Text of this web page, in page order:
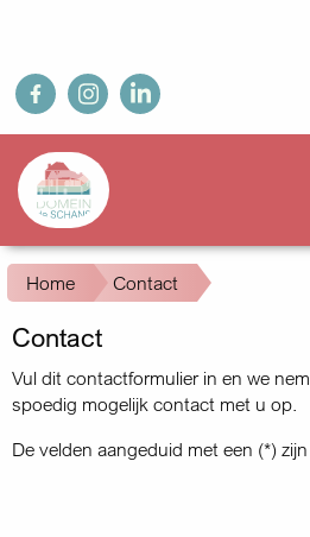
Overslaan
en
naar
inhoud
gaan
fb ig in
Main
navigation
Kruimelpad
Home Contact
Contact
Vul dit contactformulier in en we
spoedig mogelijk contact met u op.
De velden aangeduid met een (*)